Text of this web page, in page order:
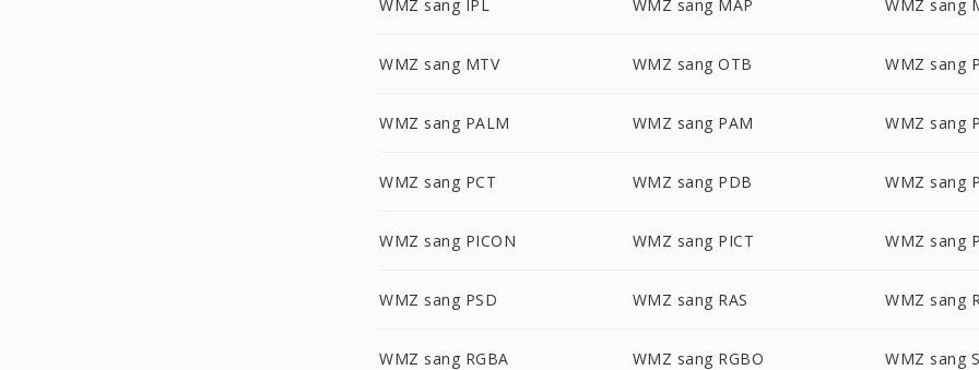
WMZ sang IPL WMZ sang MAP WMZ sang
WMZ sang MTV WMZ sang OTB WMZ sang
WMZ sang PALM WMZ sang PAM WMZ sang
WMZ sang PCT WMZ sang PDB WMZ sang
WMZ sang PICON WMZ sang PICT WMZ sang
WMZ sang PSD WMZ sang RAS WMZ sang
WMZ sang RGBA WMZ sang RGBO WMZ sang